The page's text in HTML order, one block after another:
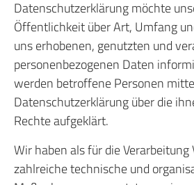
Datenschutzerklärung möchte
Öffentlichkeit über Art, Umfang
uns erhobenen, genutzten und
personenbezogenen Daten
werden betroffene Personen
Datenschutzerklärung über die
Rechte aufgeklärt.
Wir haben als für die
zahlreiche technische und